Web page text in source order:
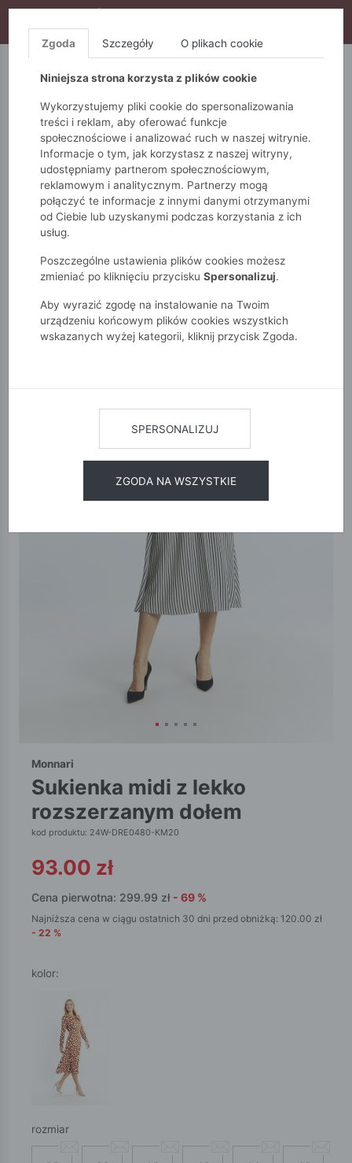
S10), DODATKOWE 15% ZA 3SZT (KOD: S15)
5.10.15. QUIOSQUE
Monnari Zobacz wszystko
Sukienki i kombinezony
Rozkloszowane
Sukienka midi z lekko rozszerzanym dołem
Monnari
sukienka midi z lekko
rozszerzanym dołem
kod produktu: 24W-DRE0480-KM20
93.00 zł
Cena pierwotna: 299.99 zł - 69 %
Najniższa cena w ciągu ostatnich 30 dni przed obniżką: 120.00 zł
- 22 %
kolor:
rozmiar
Zgoda Szczegóły O plikach cookie
Niniejsza strona korzysta z plików cookie
Wykorzystujemy pliki cookie do spersonalizowania
treści i reklam, aby oferować funkcje
społecznościowe i analizować ruch w naszej witrynie.
Informacje o tym, jak korzystasz z naszej witryny,
udostępniamy partnerom społecznościowym,
reklamowym i analitycznym. Partnerzy mogą
połączyć te informacje z innymi danymi otrzymanymi
od Ciebie lub uzyskanymi podczas korzystania z ich
usług.
Poszczególne ustawienia plików cookies możesz
zmieniać po kliknięciu przycisku Spersonalizuj.
Aby wyrazić zgodę na instalowanie na Twoim
urządzeniu końcowym plików cookies wszystkich
wskazanych wyżej kategorii, kliknij przycisk Zgoda.
SPERSONALIZUJ
ZGODA NA WSZYSTKIE